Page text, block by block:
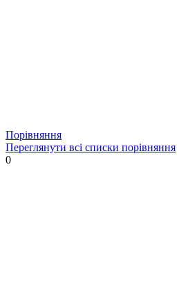
Порівняння
Переглянути всі списки порівняння
0